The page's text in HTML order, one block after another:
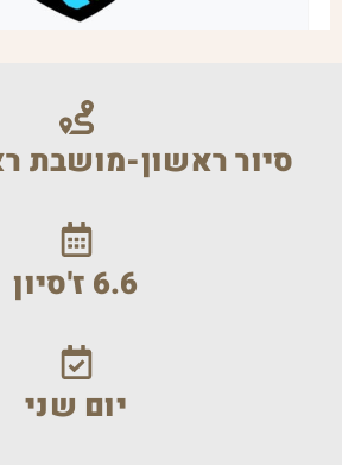
סיור ראשון-מושבת
6.6 ז'סיון
יום שני